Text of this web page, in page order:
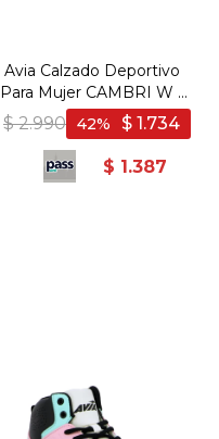
Avia Calzado Deportivo
Para Mujer CAMBRI W -
WHITE/PINK/MINT -
Blanco-Rosado
$ 2.990 $ 1.734
42
$ 1.387